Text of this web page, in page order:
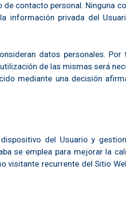
contacto personal. Ninguna
información privada del
datos personales.
de las mismas será
mediante una decisión
del Usuario y
se emplea para mejorar la
visitante recurrente del Sitio